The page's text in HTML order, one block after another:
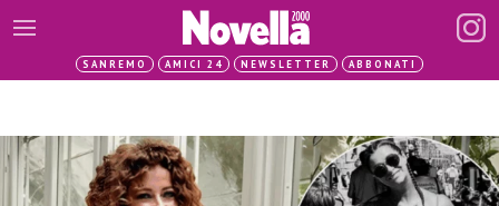
SANREMO AMICI 24 NEWSLETTER ABBONATI